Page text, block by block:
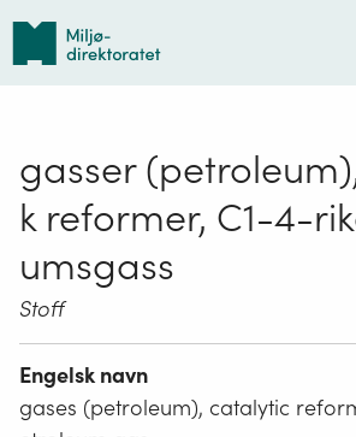
Tilbake
forsiden
gasser
k reformer, C1-4-
umsgass
Stoff
Engelsk navn
gases (petroleum), catalytic